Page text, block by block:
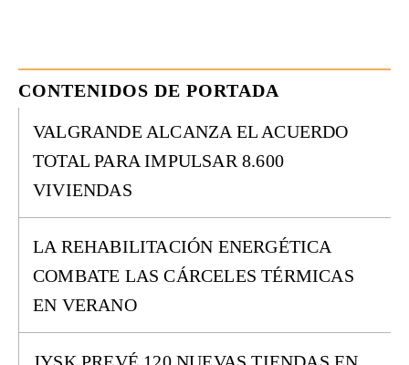
CONTENIDOS DE PORTADA
VALGRANDE ALCANZA EL ACUERDO
TOTAL PARA IMPULSAR 8.600
VIVIENDAS
LA REHABILITACIÓN ENERGÉTICA
COMBATE LAS CÁRCELES TÉRMICAS
EN VERANO